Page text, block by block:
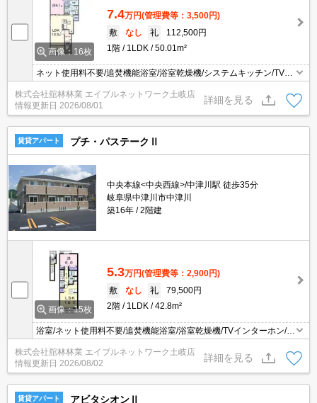
画像：16枚
7.4万円(管理費等：3,500円)
敷
なし 礼
112,500円
1階
1LDK 50.01m²
ネット使用料不要/追焚機能浴室/浴室乾燥機/システムキッチン/TVイ
ンターホン/宅配ボックス/防犯カメラ/エアコン2台/照明付き/シャワ
ー付洗面台/温水洗浄便座/IHヒーター/ダブルロックキー/物置/シュー
ズボックス/フローリング/24時間換気/複層ガラス/室内物干し/角住
戸/南向き/シャッター/サンルーム
株式会社舘林林業 エイブルネットワーク土岐店
情報更新日 2026/08/01
詳細を見る
賃貸アパート プチ・パステークⅡ
中央本線<中央西線>/中津川駅 徒歩35分
岐阜県中津川市中津川
築16年
2階建
画像：15枚
5.3万円(管理費等：2,900円)
敷
なし 礼
79,500円
2階
1LDK 42.8m²
浴室/ネット使用料不要/追焚機能浴室/浴室乾燥機/TVインターホン/宅
配ボックス/防犯カメラ/バストイレ別/エアコン/照明付き/シャワー付
洗面台/温水洗浄便座/対面式キッチン/プロパンガス/シューズボック
ス/フローリング/オートバス/クロゼット/洗濯機置場（室内）/洗面所
独立/専用ゴミ置き場/給湯/シャワー/バルコニー
株式会社舘林林業 エイブルネットワーク土岐店
情報更新日 2026/08/02
詳細を見る
賃貸アパート アビタシオンⅡ